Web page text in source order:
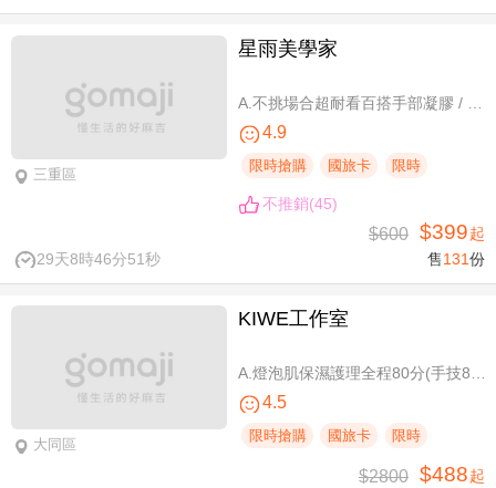
三重區
星雨美學家
4.9
限時搶購 國旅卡 限時
不推銷(45)
29天8時46分50秒
$600 $399起
售131份
大同區
KIWE工作室
4.5
限時搶購 國旅卡 限時
$2800 $488起